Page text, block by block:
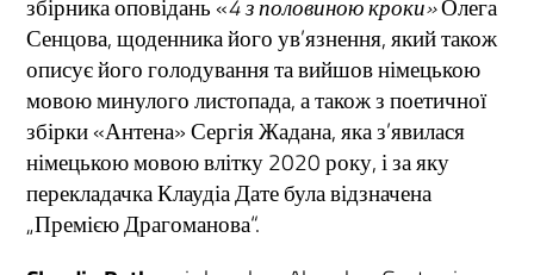
збірника оповідань «4 з половиною кроки»Олега
Сенцова, щоденника його ув’язнення, який також
описує його голодування та вийшов німецькою
мовою минулого листопада, а також з поетичної
збірки «Антена» Сергія Жадана, яка з’явилася
німецькою мовою влітку 2020 року, і за яку
перекладачка Клаудіа Дате була відзначена
„Премією Драгоманова“.